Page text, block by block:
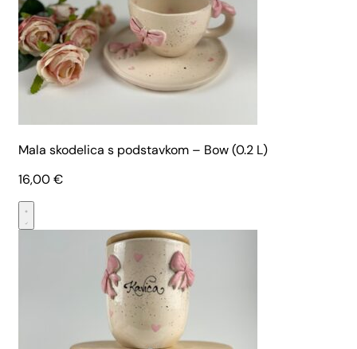
Mala skodelica s podstavkom – Bow (0.2 L)
16,00€